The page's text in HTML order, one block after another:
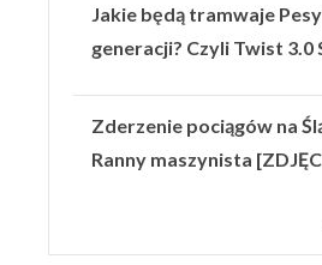
Jakie będą tramwaje
generacji? Czyli Twist 3.0
Zderzenie pociągów na
Ranny maszynista